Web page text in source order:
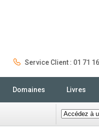
Service Client : 01 71
Domaines Livres